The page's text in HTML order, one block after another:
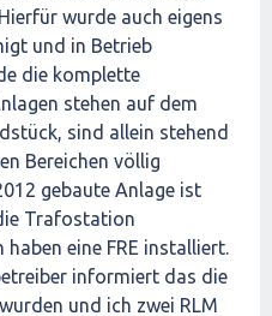
wurde auch eigens
und in Betrieb
die komplette
stehen auf dem
sind allein stehend
Bereichen völlig
gebaute Anlage ist
Trafostation
haben eine FRE installiert.
informiert das die
und ich zwei RLM